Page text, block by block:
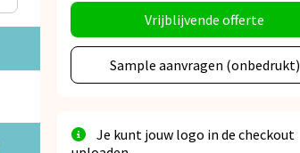
Vrijblijvende offerte
Sample aanvragen (onbedrukt)
Je kunt jouw logo in de checkout